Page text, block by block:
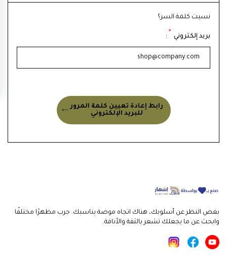
نسيت كلمة السر؟
بريد إلكتروني *
:
رابط إعادة تعيين كلمة المرور
للبريد الإلكتروني
بغض النظر عن أسلوبك، هناك اتجاه موضة يناسبك. جرب مظهرًا مختلفًا
وابحث عن ما يجعلك تشعر بالثقة والأناقة.